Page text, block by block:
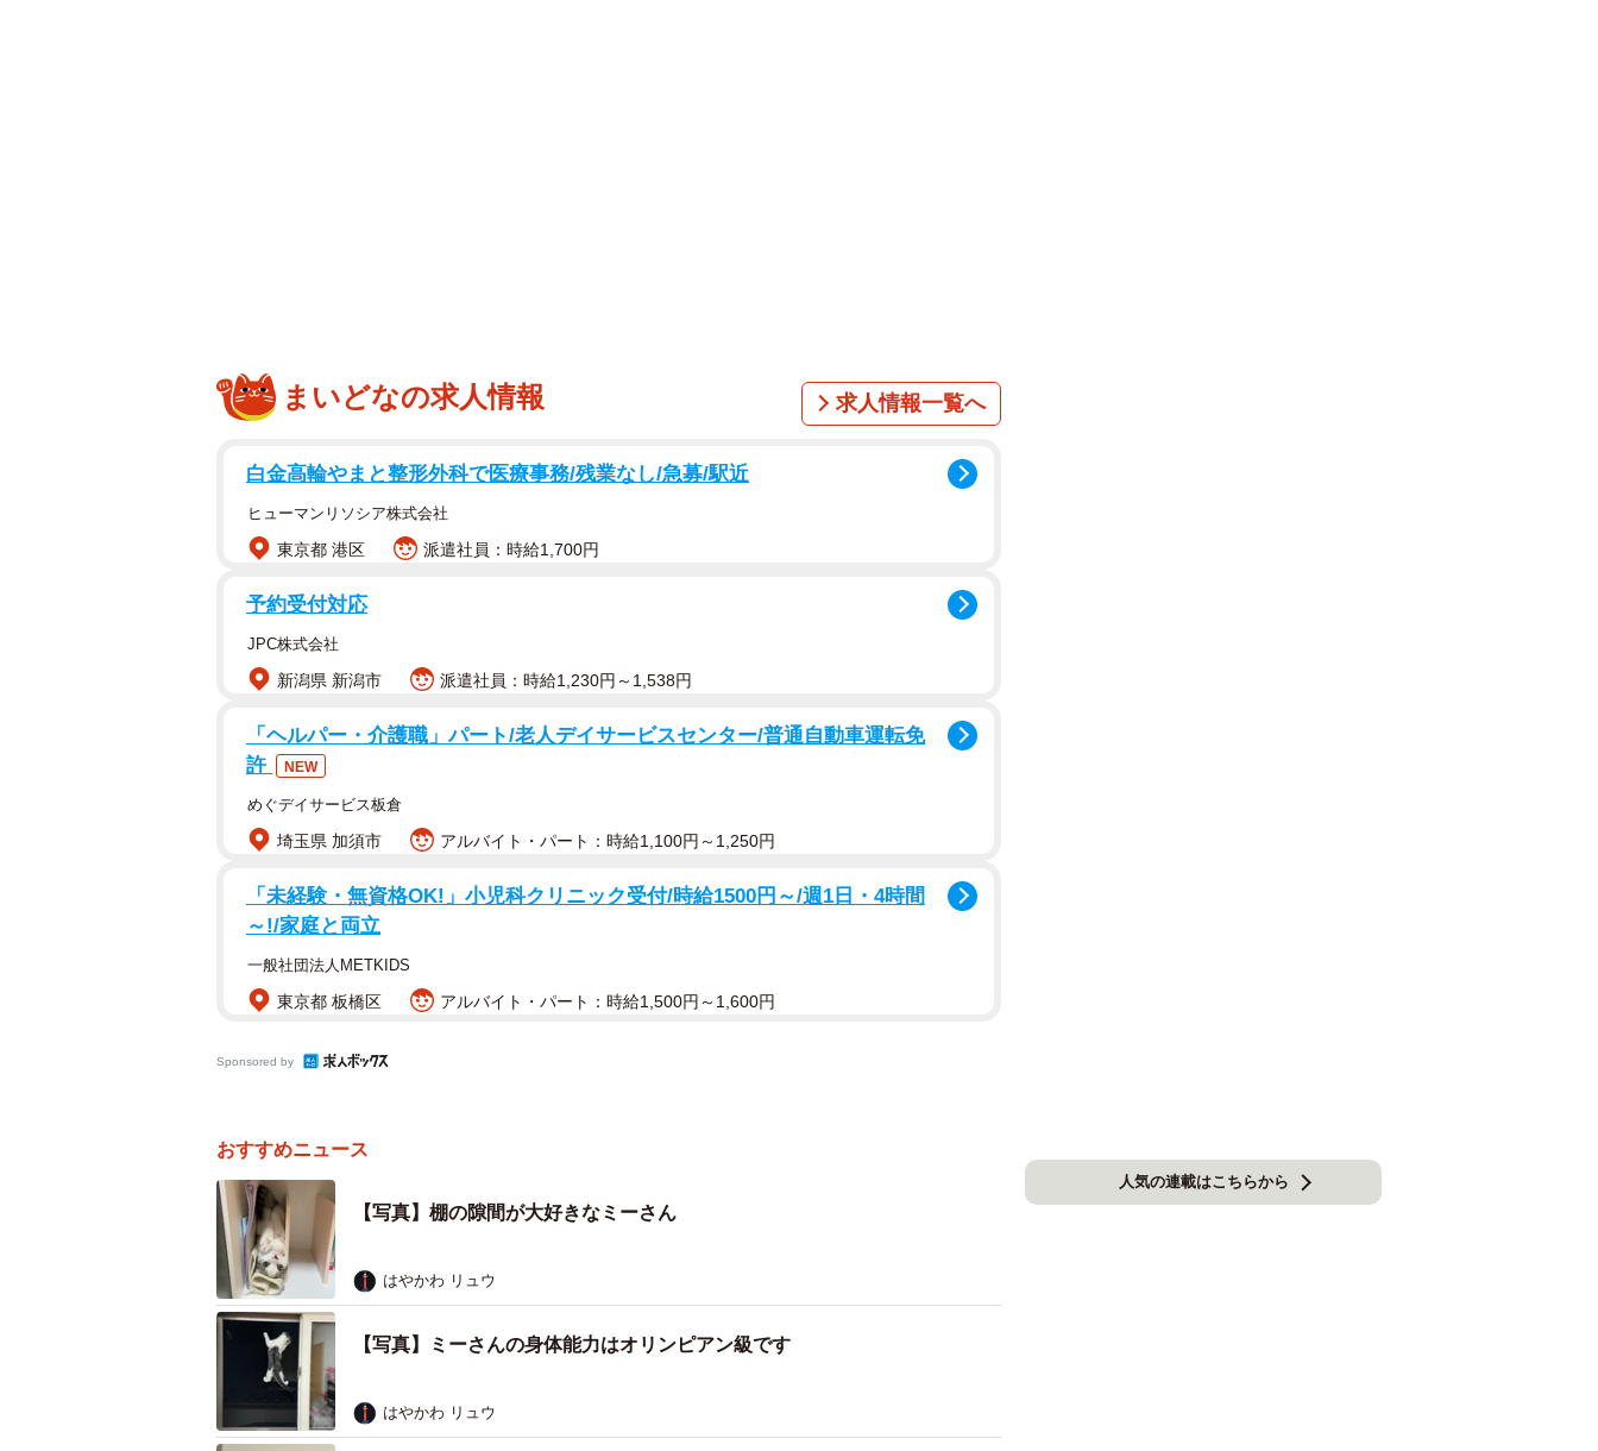
まいどなの求人情報 求人情報一覧へ
白金高輪やまと整形外科で医療事務/残業なし/急募/駅近
ヒューマンリソシア株式会社
東京都 港区 派遣社員：時給1,700円
予約受付対応
JPC株式会社
新潟県 新潟市 派遣社員：時給1,230円～1,538円
「ヘルパー・介護職」パート/老人デイサービスセンター/普通自動車運転免
許
NEW
めぐデイサービス板倉
埼玉県 加須市 アルバイト・パート：時給1,100円～1,250円
「未経験・無資格OK!」小児科クリニック受付/時給1500円～/週1日・4時間
～!/家庭と両立
一般社団法人METKIDS
東京都 板橋区 アルバイト・パート：時給1,500円～1,600円
Sponsored by
おすすめニュース
【写真】棚の隙間が大好きなミーさん
はやかわ リュウ
【写真】ミーさんの身体能力はオリンピアン級です
はやかわ リュウ
人気の連載はこちらから